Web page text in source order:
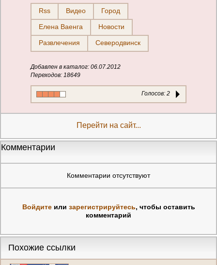
Rss
Видео Город
Елена Ваенга Новости
Развлечения Северодвинск
Добавлен в каталог: 06.07.2012
Переходов: 18649
Голосов: 2
Перейти на сайт...
Комментарии
Комментарии отсутствуют
Войдитеили зарегистрируйтесь, чтобы оставить
комментарий
Похожие ссылки